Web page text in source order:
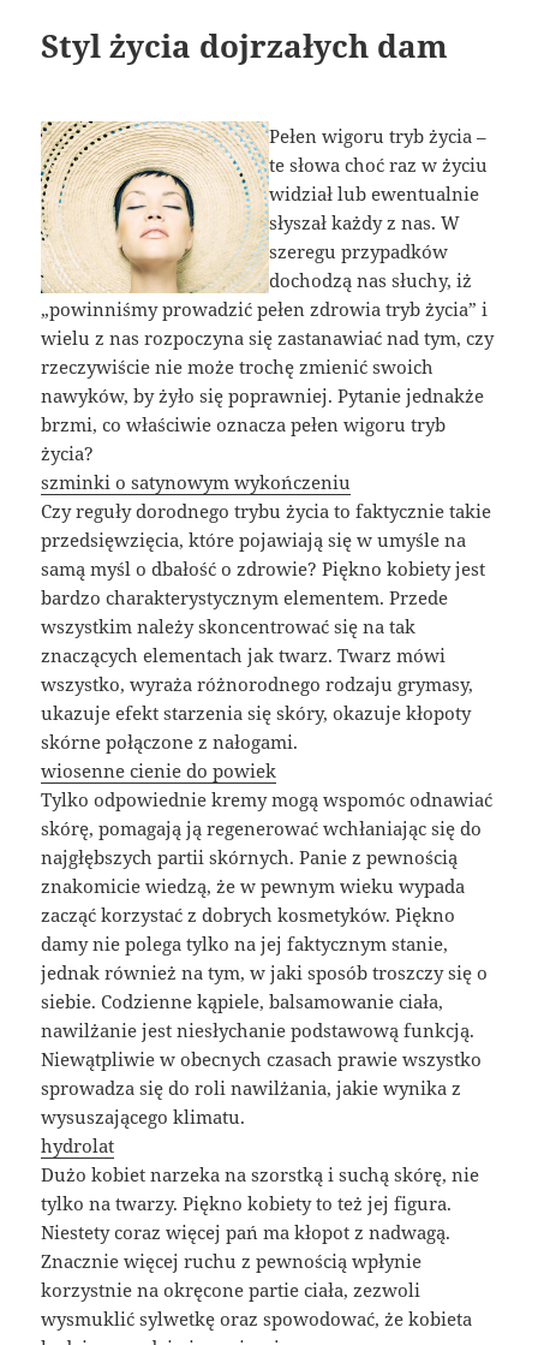
Styl życia dojrzałych dam
Pełen wigoru tryb życia –
te słowa choć raz w życiu
widział lub ewentualnie
słyszał każdy z nas. W
szeregu przypadków
dochodzą nas słuchy, iż
„powinniśmy prowadzić pełen zdrowia tryb życia” i
wielu z nas rozpoczyna się zastanawiać nad tym, czy
rzeczywiście nie może trochę zmienić swoich
nawyków, by żyło się poprawniej. Pytanie jednakże
brzmi, co właściwie oznacza pełen wigoru tryb
życia?
szminki o satynowym wykończeniu
Czy reguły dorodnego trybu życia to faktycznie takie
przedsięwzięcia, które pojawiają się w umyśle na
samą myśl o dbałość o zdrowie? Piękno kobiety jest
bardzo charakterystycznym elementem. Przede
wszystkim należy skoncentrować się na tak
znaczących elementach jak twarz. Twarz mówi
wszystko, wyraża różnorodnego rodzaju grymasy,
ukazuje efekt starzenia się skóry, okazuje kłopoty
skórne połączone z nałogami.
wiosenne cienie do powiek
Tylko odpowiednie kremy mogą wspomóc odnawiać
skórę, pomagają ją regenerować wchłaniając się do
najgłębszych partii skórnych. Panie z pewnością
znakomicie wiedzą, że w pewnym wieku wypada
zacząć korzystać z dobrych kosmetyków. Piękno
damy nie polega tylko na jej faktycznym stanie,
jednak również na tym, w jaki sposób troszczy się o
siebie. Codzienne kąpiele, balsamowanie ciała,
nawilżanie jest niesłychanie podstawową funkcją.
Niewątpliwie w obecnych czasach prawie wszystko
sprowadza się do roli nawilżania, jakie wynika z
wysuszającego klimatu.
hydrolat
Dużo kobiet narzeka na szorstką i suchą skórę, nie
tylko na twarzy. Piękno kobiety to też jej figura.
Niestety coraz więcej pań ma kłopot z nadwagą.
Znacznie więcej ruchu z pewnością wpłynie
korzystnie na okręcone partie ciała, zezwoli
wysmuklić sylwetkę oraz spowodować, że kobieta